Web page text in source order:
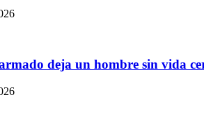
deja un hombre sin vida